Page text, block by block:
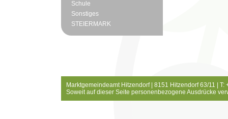
Schule
Sonstiges
STEIERMARK
Marktgemeindeamt Hitzendorf | 8151 Hitzendorf 63/11 |
Soweit auf dieser Seite personenbezogene Ausdrücke